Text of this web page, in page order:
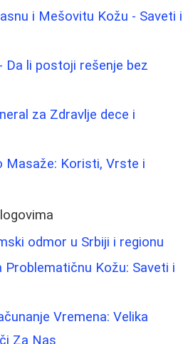
i Mešovitu Kožu - Saveti i
Da li postoji rešenje bez
za Zdravlje dece i
Masaže: Koristi, Vrste i
odmor u Srbiji i regionu
Problematičnu Kožu: Saveti i
Vremena: Velika
Za Nas